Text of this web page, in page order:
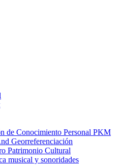
de Conocimiento Personal PKM
Georreferenciación
Patrimonio Cultural
musical y sonoridades